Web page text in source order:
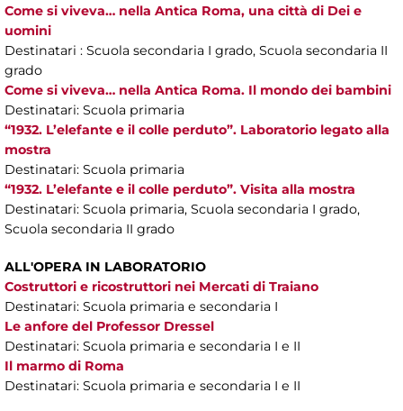
Come si viveva… nella Antica Roma, una città di Dei e
uomini
Destinatari : Scuola secondaria I grado, Scuola secondaria II
grado
Come si viveva… nella Antica Roma. Il mondo dei bambini
Destinatari: Scuola primaria
“1932. L’elefante e il colle perduto”. Laboratorio legato alla
mostra
Destinatari: Scuola primaria
“1932. L’elefante e il colle perduto”. Visita alla mostra
Destinatari: Scuola primaria, Scuola secondaria I grado,
Scuola secondaria II grado
ALL'OPERA IN LABORATORIO
Costruttori e ricostruttori nei Mercati di Traiano
Destinatari: Scuola primaria e secondaria I
Le anfore del Professor Dressel
Destinatari: Scuola primaria e secondaria I e II
Il marmo di Roma
Destinatari: Scuola primaria e secondaria I e II